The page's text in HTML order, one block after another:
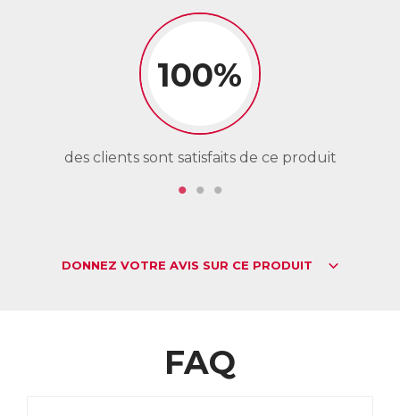
100%
des clients sont satisfaits de ce produit
DONNEZ VOTRE AVIS SUR CE PRODUIT
FAQ